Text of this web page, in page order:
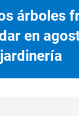
árboles
en